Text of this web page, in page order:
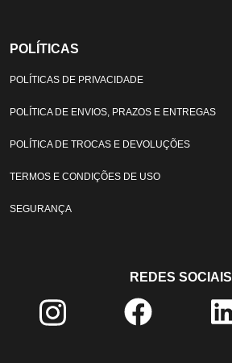
POLÍTICAS
POLÍTICAS DE PRIVACIDADE
POLÍTICA DE ENVIOS, PRAZOS E ENTREGAS
POLÍTICA DE TROCAS E DEVOLUÇÕES
TERMOS E CONDIÇÕES DE USO
SEGURANÇA
REDES SOCIAIS